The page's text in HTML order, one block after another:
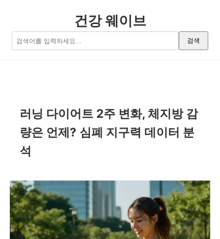
건강 웨이브
검색
러닝 다이어트 2주 변화, 체지방 감
량은 언제? 심폐 지구력 데이터 분
석